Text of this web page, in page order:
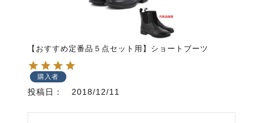
【おすすめ定番品５点セット用】ショートブーツ
購入者
投稿日 2018/12/11